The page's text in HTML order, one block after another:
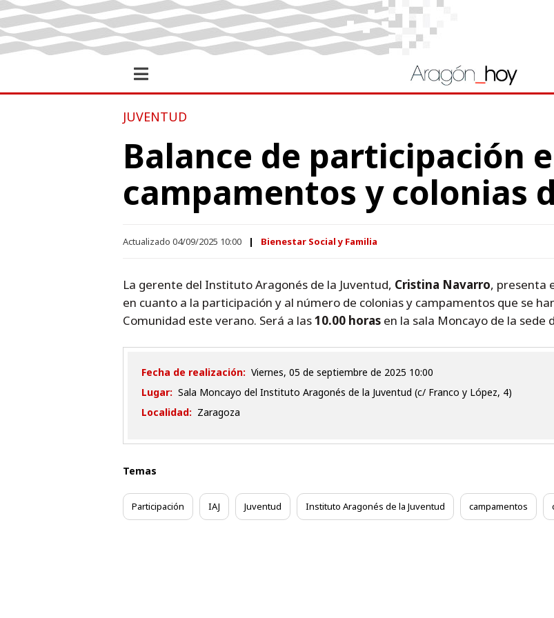
JUVENTUD
Balance de participación
campamentos y colonias
Actualizado 04/09/2025 10:00 Bienestar Social y Familia
La gerente del Instituto Aragonés de la Juventud, Cristina Navarro, presenta
en cuanto a la participación y al número de colonias y campamentos que se
Comunidad este verano. Será a las10.00 horasen la sala Moncayo de la sede
Fecha de realización:
viernes, 05 de septiembre de 2025 10:00
Lugar: Sala Moncayo del Instituto Aragonés de la Juventud (c/ Franco y López, 4)
Localidad: Zaragoza
Temas
Participación IAJ Juventud Instituto Aragonés de la Juventud campamentos